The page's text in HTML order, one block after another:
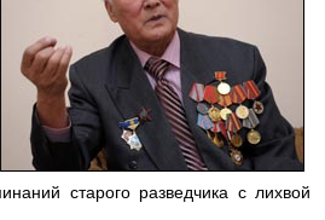
старого разведчика с лихвой